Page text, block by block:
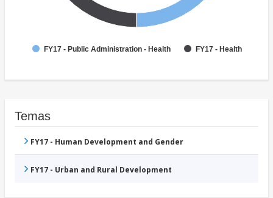
FY17 - Public Administration - Health FY17 - Health
Temas
FY17 - Human Development and Gender
FY17 - Urban and Rural Development